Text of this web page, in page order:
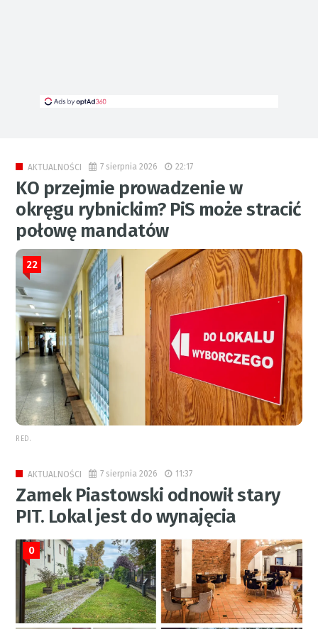
AKTUALNOŚCI 7 sierpnia 2026 22:17
KO przejmie prowadzenie w
okręgu rybnickim? PiS może stracić
połowę mandatów
22
RED.
AKTUALNOŚCI 7 sierpnia 2026 11:37
Zamek Piastowski odnowił stary
PIT. Lokal jest do wynajęcia
0